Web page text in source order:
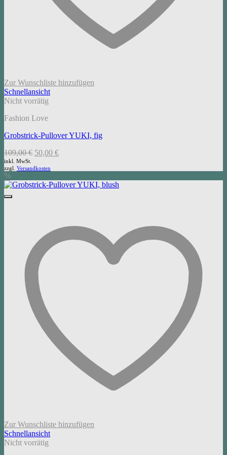
Zur Wunschliste hinzufügen
Schnellansicht
Nicht vorrätig
Fashion Love
Grobstrick-Pullover YUKI, fig
109,00€ Ursprünglicher
war:
109,00 €
50,00 €Aktueller
ist:
50,00 €.
inkl. MwSt.
zzgl. Versandkosten
%
Zur Wunschliste hinzufügen
Schnellansicht
Nicht vorrätig